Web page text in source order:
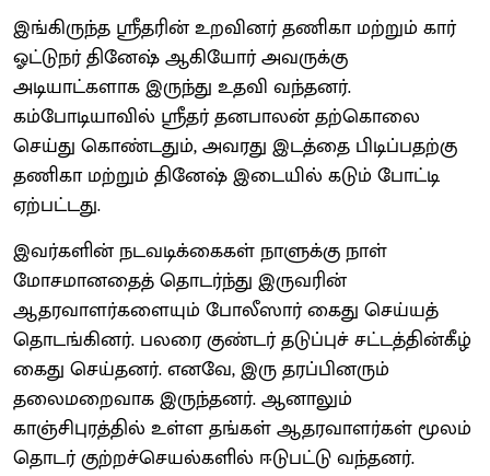
இங்கிருந்த ஸ்ரீதரின் உறவினர் தணிகா மற்றும் கார்
ஓட்டுநர் தினேஷ் ஆகியோர் அவருக்கு
அடியாட்களாக இருந்து உதவி வந்தனர்.
கம்போடியாவில் ஸ்ரீதர் தனபாலன் தற்கொலை
செய்து கொண்டதும், அவரது இடத்தை பிடிப்பதற்கு
தணிகா மற்றும் தினேஷ் இடையில் கடும் போட்டி
ஏற்பட்டது.
இவர்களின் நடவடிக்கைகள் நாளுக்கு நாள்
மோசமானதைத் தொடர்ந்து இருவரின்
ஆதரவாளர்களையும் போலீஸார் கைது செய்யத்
தொடங்கினர். பலரை குண்டர் தடுப்புச் சட்டத்தின்கீழ்
கைது செய்தனர். எனவே, இரு தரப்பினரும்
தலைமறைவாக இருந்தனர். ஆனாலும்
காஞ்சிபுரத்தில் உள்ள தங்கள் ஆதரவாளர்கள் மூலம்
தொடர் குற்றச்செயல்களில் ஈடுபட்டு வந்தனர்.